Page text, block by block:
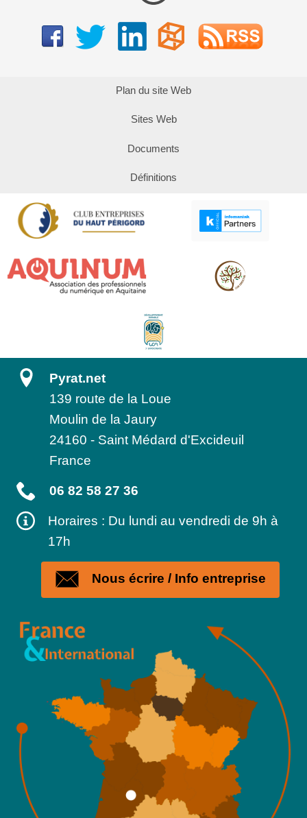
Plan du site Web
Sites Web
Documents
Définitions
Pyrat.net
139 route de la Loue
Moulin de la Jaury
24160 - Saint Médard d'Excideuil
France
06 82 58 27 36
Horaires : Du lundi au vendredi de 9h à
17h
Nous écrire / Info entreprise